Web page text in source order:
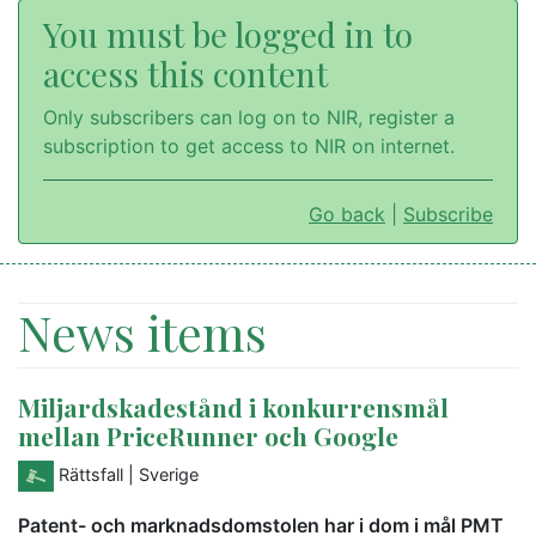
You must be logged in to
access this content
Only subscribers can log on to NIR, register a
subscription to get access to NIR on internet.
Go back Subscribe
News items
Miljardskadestånd i konkurrensmål
mellan PriceRunner och Google
Rättsfall | Sverige
Patent- och marknadsdomstolen har i dom i mål PMT